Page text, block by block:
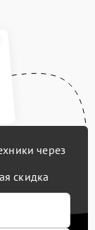
через
скидка